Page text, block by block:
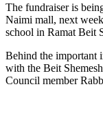
The fundraiser is
Naimi mall, next
school in Ramat Beit
Behind the important
with the Beit
Council member